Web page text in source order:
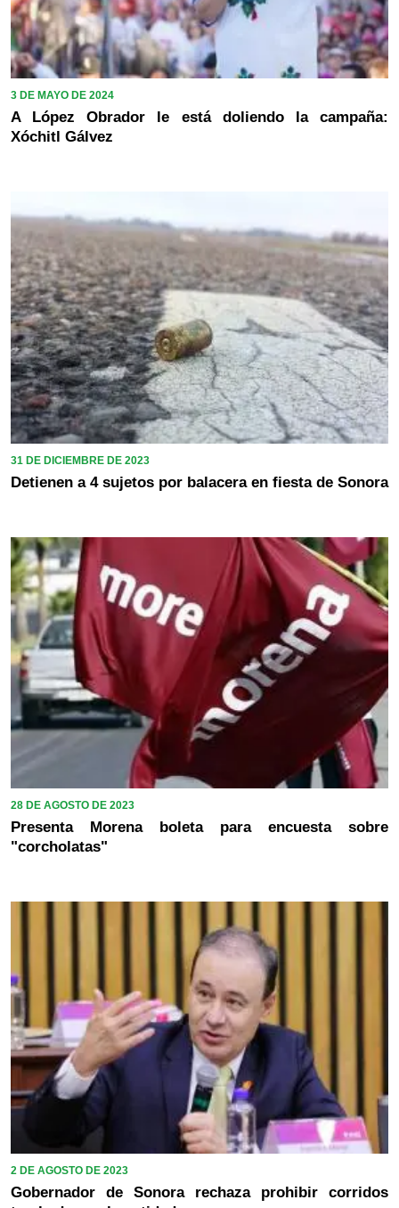
3 DE MAYO DE 2024
A López Obrador le está doliendo la campaña:
Xóchitl Gálvez
31 DE DICIEMBRE DE 2023
Detienen a 4 sujetos por balacera en fiesta de Sonora
28 DE AGOSTO DE 2023
Presenta Morena boleta para encuesta sobre
"corcholatas"
2 DE AGOSTO DE 2023
Gobernador de Sonora rechaza prohibir corridos